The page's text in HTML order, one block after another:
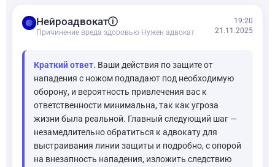
balanceНейроадвокат
Причинение вреда здоровью· Нужен адвокат
19:20
21.11.2025
Краткий ответ. Ваши действия по защите от
нападения с ножом подпадают под необходимую
оборону, и вероятность привлечения вас к
ответственности минимальна, так как угроза
жизни была реальной. Главный следующий шаг —
незамедлительно обратиться к адвокату для
выстраивания линии защиты и подробно, с опорой
на внезапность нападения, изложить следствию